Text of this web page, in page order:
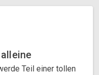
Teil einer tollen